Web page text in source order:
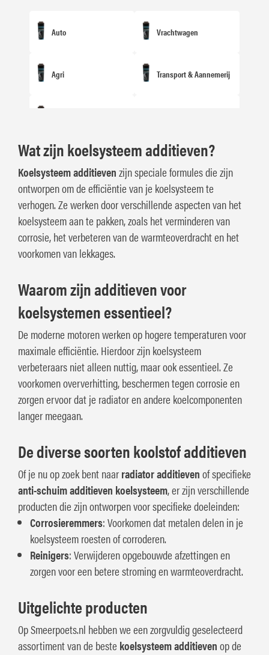
Auto Vrachtwagen
Agri Transport & Aannemerij
Wat zijn koelsysteem additieven?
Koelsysteem additievenzijn speciale formules die zijn
ontworpen om de efficiëntie van je koelsysteem te
verhogen. Ze werken door verschillende aspecten van het
koelsysteem aan te pakken, zoals het verminderen van
corrosie, het verbeteren van de warmteoverdracht en het
voorkomen van lekkages.
Waarom zijn additieven voor
koelsystemen essentieel?
De moderne motoren werken op hogere temperaturen voor
maximale efficiëntie. Hierdoor zijn koelsysteem
verbeteraars niet alleen nuttig, maar ook essentieel. Ze
voorkomen oververhitting, beschermen tegen corrosie en
zorgen ervoor dat je radiator en andere koelcomponenten
langer meegaan.
De diverse soorten koolstof additieven
Of je nu op zoek bent naarradiator additievenof specifieke
anti-schuim additieven koelsysteem, er zijn verschillende
producten die zijn ontworpen voor specifieke doeleinden:
Corrosieremmers: Voorkomen dat metalen delen in je
koelsysteem roesten of corroderen.
Reinigers: Verwijderen opgebouwde afzettingen en
zorgen voor een betere stroming en warmteoverdracht.
Uitgelichte producten
Op Smeerpoets.nl hebben we een zorgvuldig geselecteerd
assortiment van de beste koelsysteem additievenop de